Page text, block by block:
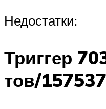
Недостатки:
Триггер
тов/